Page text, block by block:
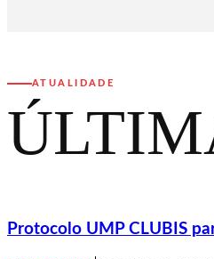
ATUALIDADE
Protocolo UMP CLUBIS